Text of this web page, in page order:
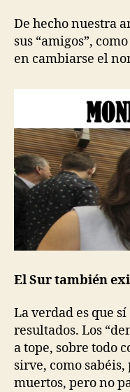
De hecho nuestra
sus “amigos”,
en cambiarse el
El Sur también
La verdad es que
resultados. Los
a tope, sobre todo
sirve, como
muertos, pero no